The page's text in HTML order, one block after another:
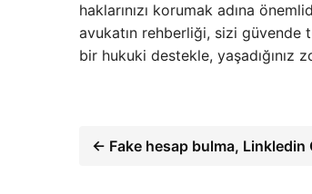
haklarınızı korumak adına
avukatın rehberliği, sizi güvende
bir hukuki destekle, yaşadığınız
← Fake hesap bulma,